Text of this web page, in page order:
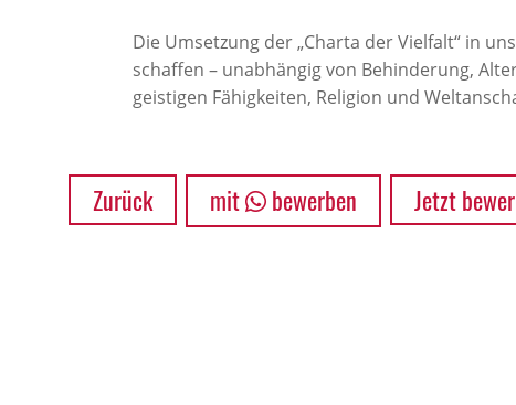
Die Umsetzung der „Charta der Vielfalt“ in
schaffen – unabhängig von Behinderung,
geistigen Fähigkeiten, Religion und
Zurück mit bewerben Jetzt